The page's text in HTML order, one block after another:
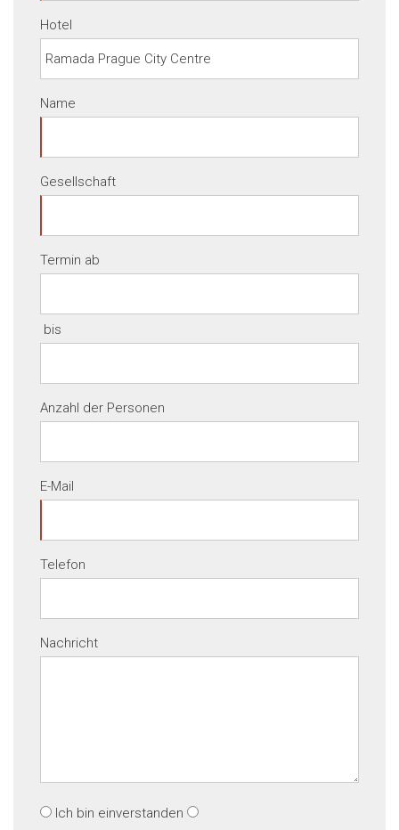
Hotel
Name
Gesellschaft
Termin ab
bis
Anzahl der Personen
E-Mail
Telefon
Nachricht
Ich bin einverstanden